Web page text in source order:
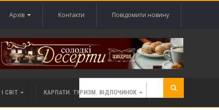
Архів Контакти Повідомити новину
СВІТ КАРПАТИ. ТУРИЗМ. ВІДПОЧИНОК